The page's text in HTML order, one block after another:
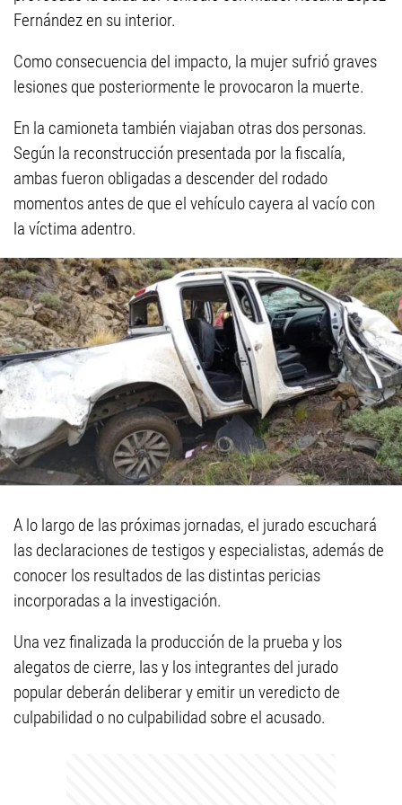
Fernández en su interior.
Como consecuencia del impacto, la mujer sufrió graves
lesiones que posteriormente le provocaron la muerte.
En la camioneta también viajaban otras dos personas.
Según la reconstrucción presentada por la fiscalía,
ambas fueron obligadas a descender del rodado
momentos antes de que el vehículo cayera al vacío con
la víctima adentro.
A lo largo de las próximas jornadas, el jurado escuchará
las declaraciones de testigos y especialistas, además de
conocer los resultados de las distintas pericias
incorporadas a la investigación.
Una vez finalizada la producción de la prueba y los
alegatos de cierre, las y los integrantes del jurado
popular deberán deliberar y emitir un veredicto de
culpabilidad o no culpabilidad sobre el acusado.